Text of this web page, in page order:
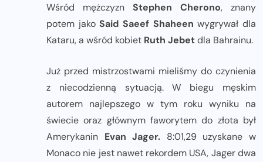
Wśród mężczyzn Stephen Cherono, znany
potem jakoSaid Saeef Shaheen wygrywał dla
Kataru, a wśród kobiet Ruth Jebetdla Bahrainu.
Już przed mistrzostwami mieliśmy do czynienia
z niecodzienną sytuacją. W biegu męskim
autorem najlepszego w tym roku wyniku na
świecie oraz głównym faworytem do złota był
Amerykanin Evan Jager. 8:01,29 uzyskane w
Monaco nie jest nawet rekordem USA, Jager dwa